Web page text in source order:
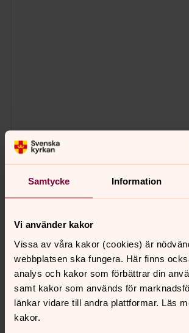
Samtycke Information
Vi använder kakor
Vissa av våra kakor (cookies) är
webbplatsen ska fungera. Här finns
analys och kakor som förbättrar din
samt kakor som används för
länkar vidare till andra plattformar. Läs
kakor.